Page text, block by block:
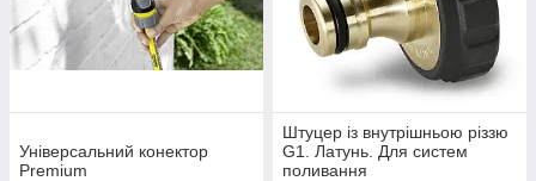
Універсальний конектор
Premium
Штуцер із внутрішньою різзю
G1. Латунь. Для систем
поливання